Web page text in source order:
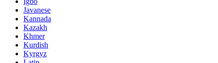
Javanese
Kannada
Kazakh
Khmer
Kurdish
Kyrgyz